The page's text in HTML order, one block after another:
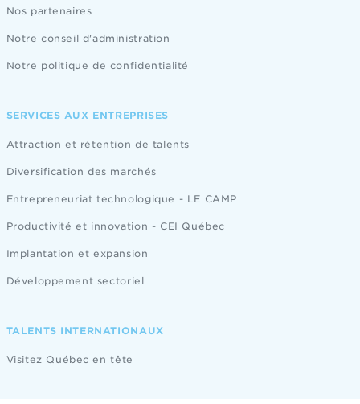
Nos partenaires
Notre conseil d'administration
Notre politique de confidentialité
SERVICES AUX ENTREPRISES
Attraction et rétention de talents
Diversification des marchés
Entrepreneuriat technologique - LE CAMP
Productivité et innovation - CEI Québec
Implantation et expansion
Développement sectoriel
TALENTS INTERNATIONAUX
Visitez Québec en tête